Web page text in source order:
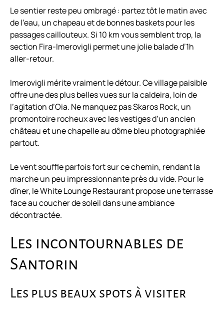
Le sentier reste peu ombragé : partez tôt le matin avec
de l’eau, un chapeau et de bonnes baskets pour les
passages caillouteux. Si 10 km vous semblent trop, la
section Fira-Imerovigli permet une jolie balade d’1h
aller-retour.
Imerovigli mérite vraiment le détour. Ce village paisible
offre une des plus belles vues sur la caldeira, loin de
l’agitation d’Oia. Ne manquez pas Skaros Rock, un
promontoire rocheux avec les vestiges d’un ancien
château et une chapelle au dôme bleu photographiée
partout.
Le vent souffle parfois fort sur ce chemin, rendant la
marche un peu impressionnante près du vide. Pour le
dîner, le White Lounge Restaurant propose une terrasse
face au coucher de soleil dans une ambiance
décontractée.
Les incontournables de
Santorin
Les plus beaux spots à visiter